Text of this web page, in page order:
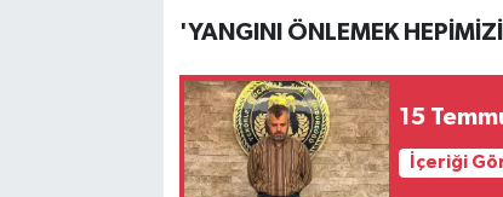
'YANGINI ÖNLEMEK
15
İçeriği